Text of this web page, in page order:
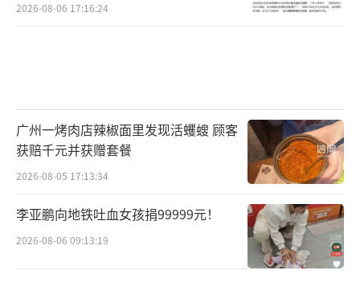
2026-08-06 17:16:24
广州一烤肉店辣椒面里发现活蠼螋 顾客
获赔千元并获赠套餐
2026-08-05 17:13:34
李亚鹏向地铁吐血女孩捐99999元！
2026-08-06 09:13:19